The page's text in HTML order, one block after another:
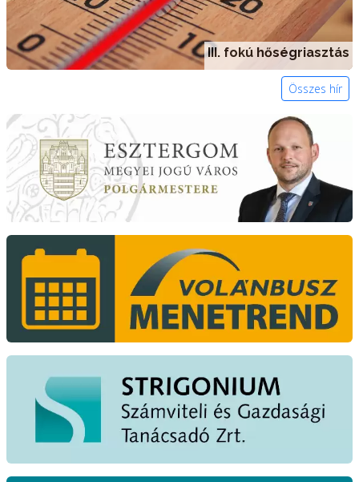
III. fokú hőségriasztás
Összes hír